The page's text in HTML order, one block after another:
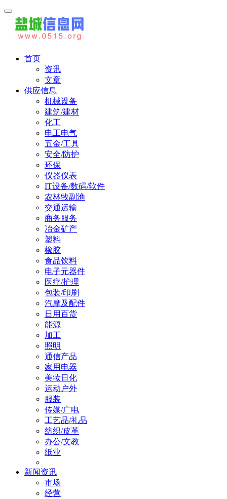
首页
资讯
文章
供应信息
机械设备
建筑/建材
化工
电工电气
五金/工具
安全/防护
环保
仪器仪表
IT设备/数码/软件
农林牧副渔
交通运输
商务服务
冶金矿产
塑料
橡胶
食品饮料
电子元器件
医疗/护理
包装/印刷
汽摩及配件
日用百货
能源
加工
照明
通信产品
家用电器
美妆日化
运动户外
服装
传媒/广电
工艺品/礼品
纺织/皮革
办公/文教
纸业
新闻资讯
市场
经营